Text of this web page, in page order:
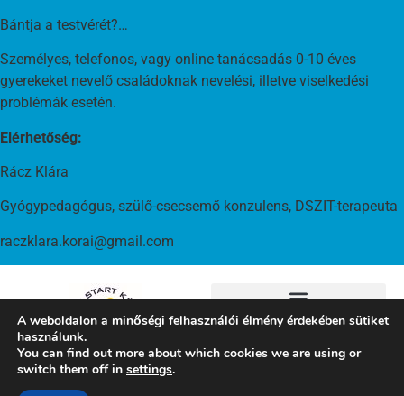
Bántja a testvérét?…
Személyes, telefonos, vagy online tanácsadás 0-10 éves
gyerekeket nevelő családoknak nevelési, illetve viselkedési
problémák esetén.
Elérhetőség:
Rácz Klára
Gyógypedagógus, szülő-csecsemő konzulens, DSZIT-terapeuta
raczklara.korai@gmail.com
A weboldalon a minőségi felhasználói élmény érdekében sütiket
használunk.
You can find out more about which cookies we are using or
switch them off in settings.